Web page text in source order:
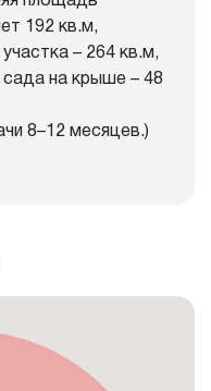
192 кв.м,
– 264 кв.м,
на крыше – 48
8–12 месяцев.)